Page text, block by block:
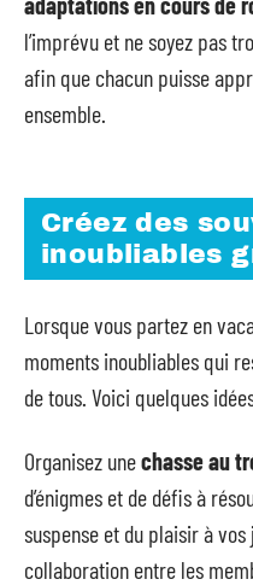
l’imprévu et ne soyez pas
afin que chacun puisse
ensemble.
Créez des
inoubliables
Lorsque vous partez en
moments inoubliables qui
de tous. Voici quelques
Organisez unechasse au
d’énigmes et de défis à
suspense et du plaisir à
collaboration entre les